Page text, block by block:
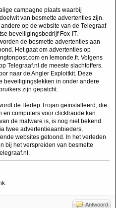
campagne plaats waarbij
van besmette advertenties zijn.
op de website van de Telegraaf
beveiligingsbedrijf Fox-IT.
de besmette advertenties aan
Het gaat om advertenties op
en lemonde.fr. Volgens
Telegraaf.nl de meeste slachtoffers.
naar de Angler Exploitkit. Deze
beveiligingslekken in onder andere
zijn gepatcht.
de Bedep Trojan geïnstalleerd, die
computers voor clickfraude kan
de malware is, is nog niet bekend.
twee advertentieaanbieders,
websites getoond. In het verleden
bij het verspreiden van besmette
Antwoord